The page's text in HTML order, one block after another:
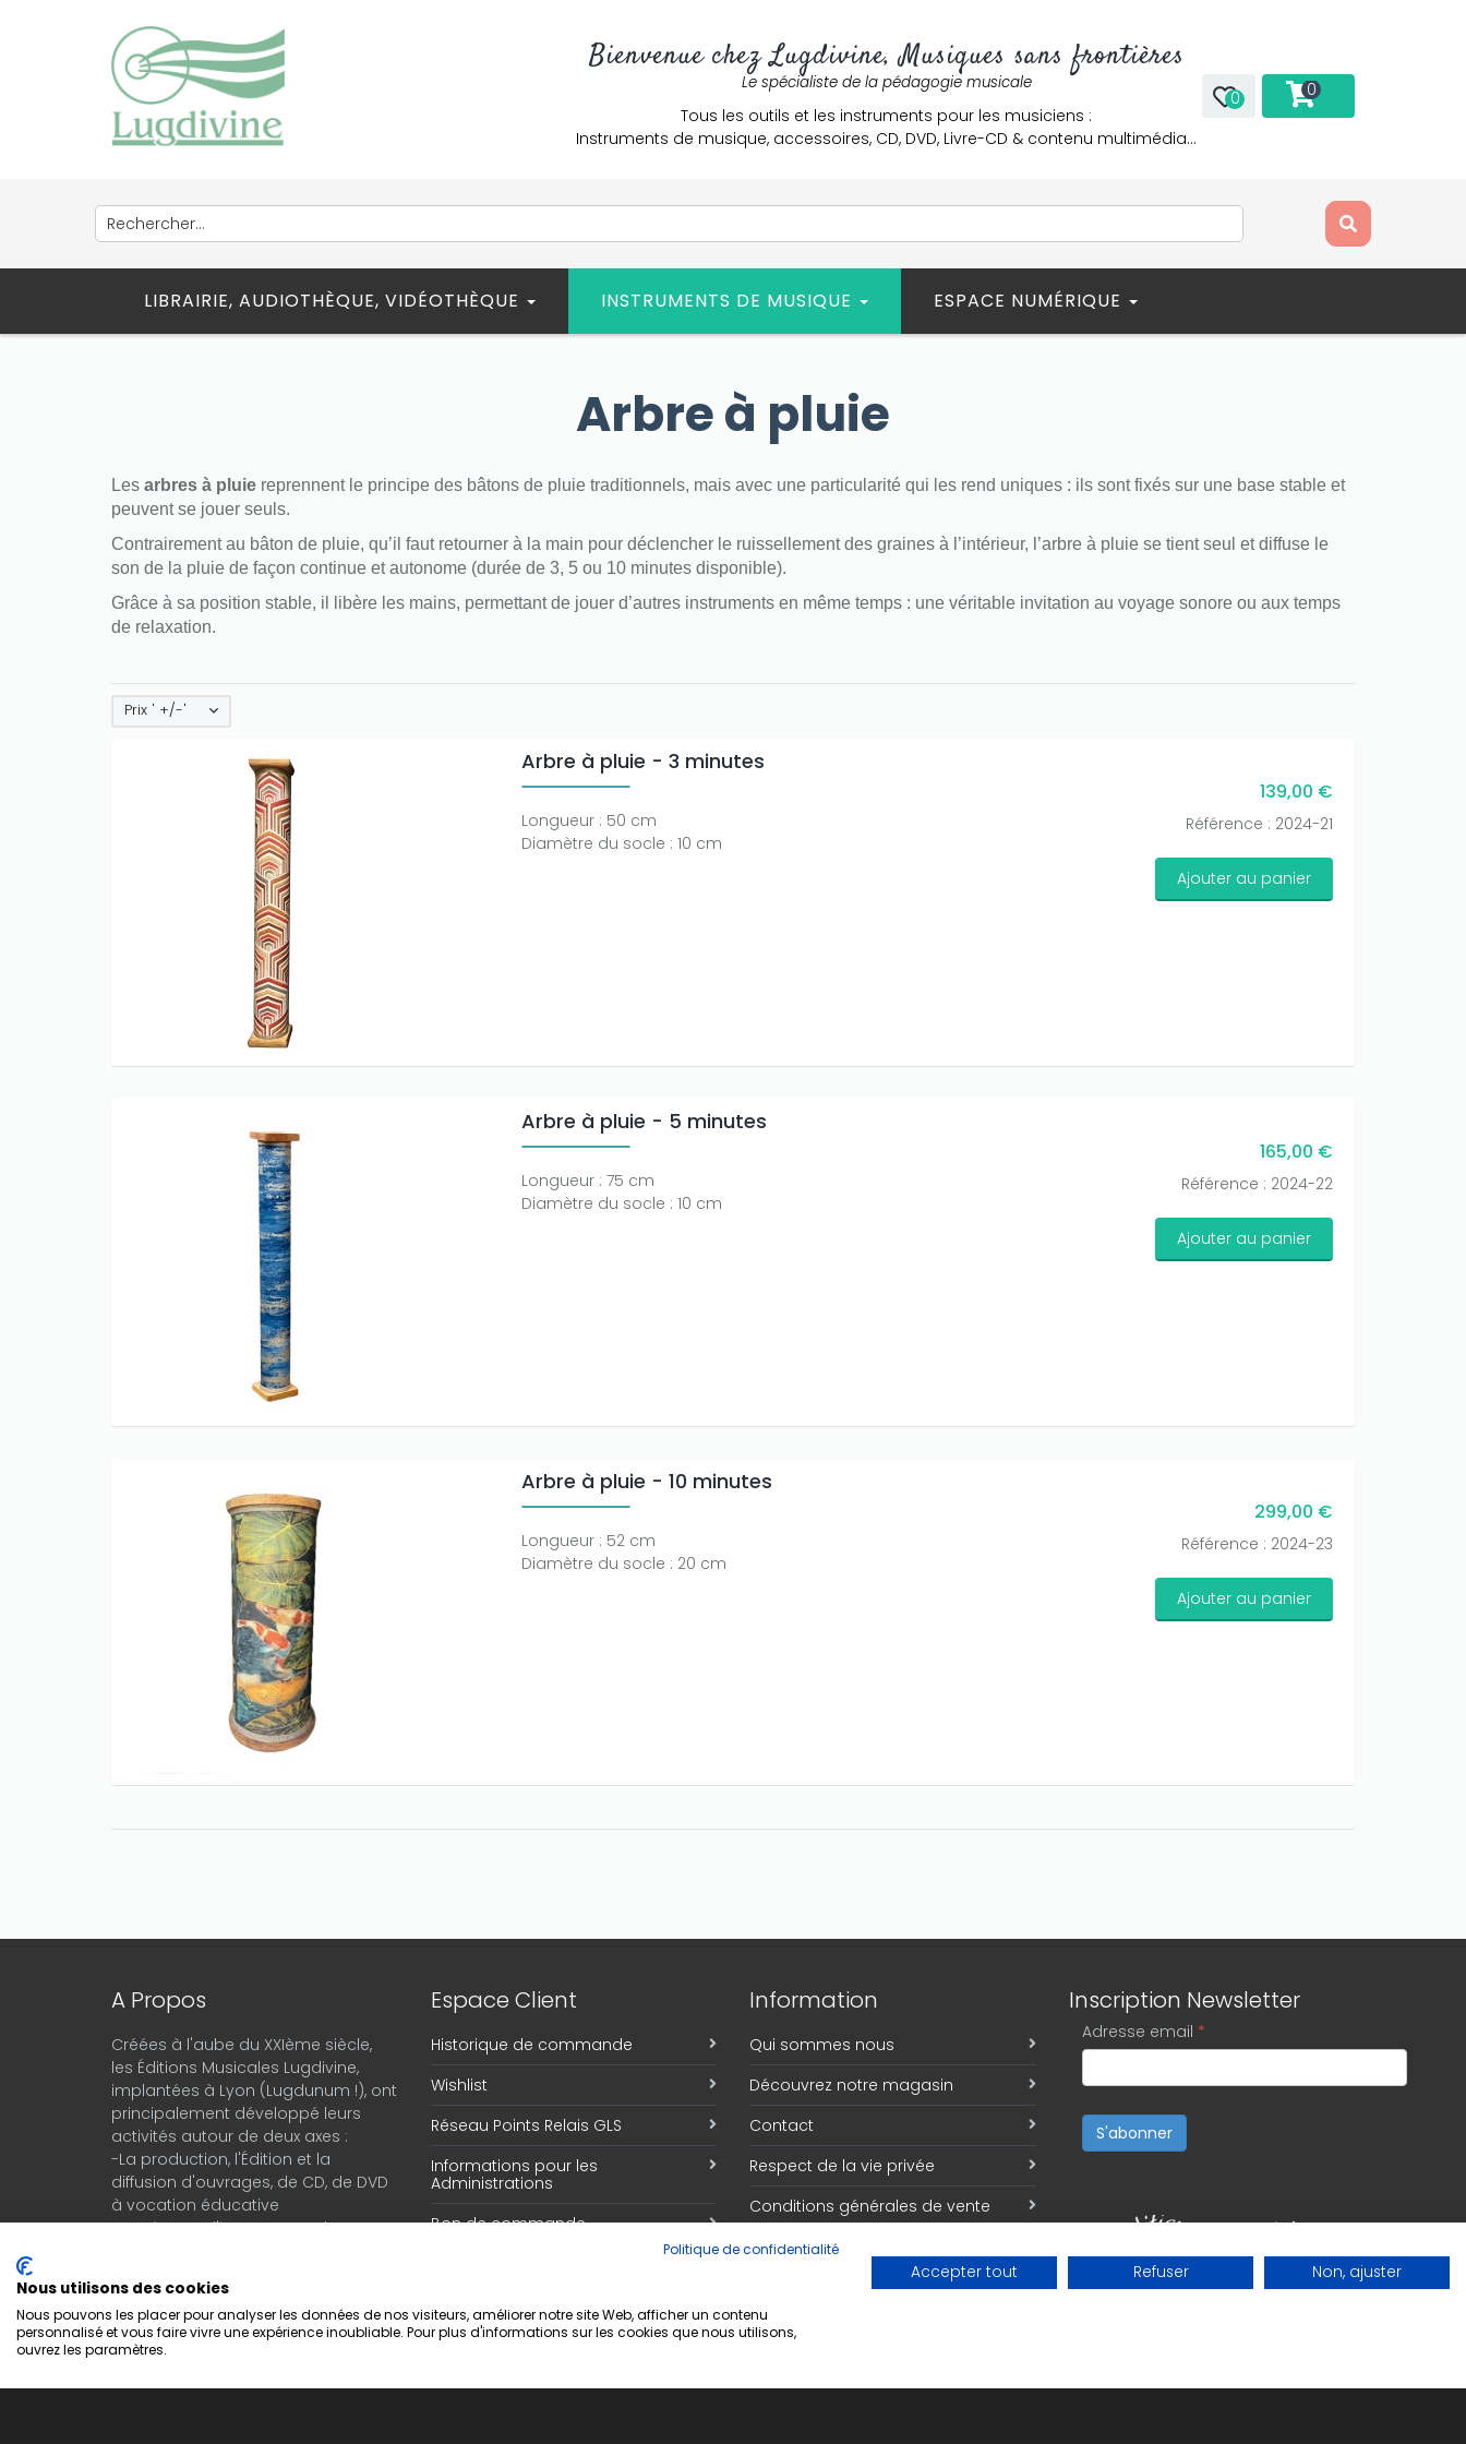
Bienvenue chez Lugdivine, Musiques sans frontières
Le spécialiste de la pédagogie musicale
Tous les outils et les instruments pour les musiciens :
Instruments de musique, accessoires, CD, DVD, Livre-CD & contenu multimédia…
0 0
LIBRAIRIE, AUDIOTHÈQUE, VIDÉOTHÈQUE INSTRUMENTS DE MUSIQUE ESPACE NUMÉRIQUE
Arbre à pluie
Les arbres à pluie reprennent le principe des bâtons de pluie traditionnels, mais avec une particularité qui les rend uniques : ils sont fixés sur une base stable et
peuvent se jouer seuls.
Contrairement au bâton de pluie, qu’il faut retourner à la main pour déclencher le ruissellement des graines à l’intérieur, l’arbre à pluie se tient seul et diffuse le
son de la pluie de façon continue et autonome (durée de 3, 5 ou 10 minutes disponible).
Grâce à sa position stable, il libère les mains, permettant de jouer d’autres instruments en même temps : une véritable invitation au voyage sonore ou aux temps
de relaxation.
Prix ' +/-'
Arbre à pluie - 3 minutes
Longueur : 50 cm
Diamètre du socle : 10 cm
139,00 €
Référence : 2024-21
Ajouter au panier
Arbre à pluie - 5 minutes
Longueur : 75 cm
Diamètre du socle : 10 cm
165,00 €
Référence : 2024-22
Ajouter au panier
Arbre à pluie - 10 minutes
Longueur : 52 cm
Diamètre du socle : 20 cm
299,00 €
Référence : 2024-23
Ajouter au panier
A Propos
Créées à l'aube du XXIème siècle,
les Éditions Musicales Lugdivine,
implantées à Lyon (Lugdunum !), ont
principalement développé leurs
activités autour de deux axes :
-La production, l'Édition et la
diffusion d'ouvrages, de CD, de DVD
à vocation éducative
-Le négoce d'instruments de
want to win a huge amount on your
credits!
Espace Client
Historique de commande
Wishlist
Réseau Points Relais GLS
Informations pour les
Administrations
Bon de commande
Information
Qui sommes nous
Découvrez notre magasin
Contact
Respect de la vie privée
Conditions générales de vente
Inscription Newsletter
Adresse email *
S'abonner
Politique de confidentialité
Nous utilisons des cookies
Nous pouvons les placer pour analyser les données de nos visiteurs, améliorer notre site Web, afficher un contenu
personnalisé et vous faire vivre une expérience inoubliable. Pour plus d'informations sur les cookies que nous utilisons,
ouvrez les paramètres.
Accepter tout Refuser Non, ajuster